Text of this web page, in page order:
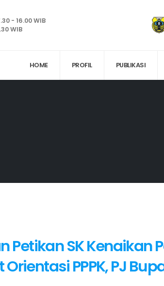
- 16.00 WIB
WIB
HOME PROFIL PUBLIKASI
Petikan SK Kenaikan
Orientasi PPPK, PJ